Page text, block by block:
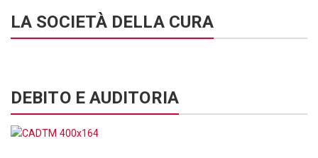
LA SOCIETÀ DELLA CURA
DEBITO E AUDITORIA